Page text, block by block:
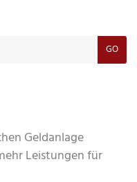
GO
Geldanlage
Leistungen für